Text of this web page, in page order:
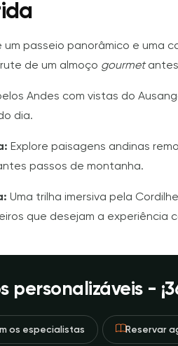
passeio panorâmico e uma
de um almoço gourmetantes
Andes com vistas do
dia.
Explore paisagens andinas
passos de montanha.
Uma trilha imersiva pela
que desejam a experiência
personalizáveis ​​-
os especialistas Reservar